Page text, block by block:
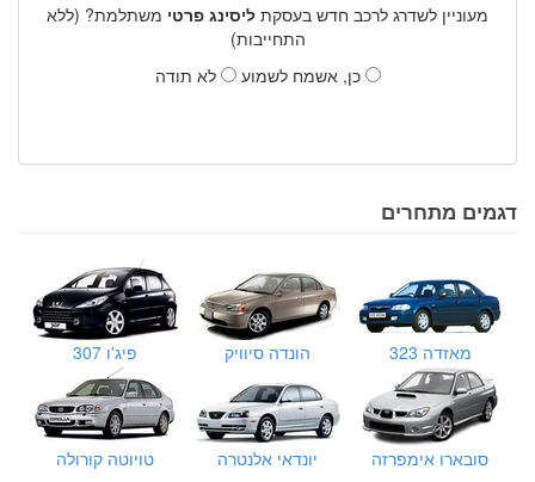
מעוניין לשדרג לרכב חדש בעסקת ליסינג פרטי משתלמת? (ללא
התחייבות)
כן, אשמח לשמוע
לא תודה
דגמים מתחרים
מאזדה 323 הונדה סיוויק פיג'ו 307
סובארו אימפרזה יונדאי אלנטרה טויוטה קורולה